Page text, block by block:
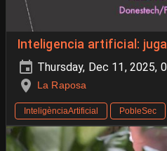
Inteligencia artificial:
Thursday, Dec 11, 2025,
La Raposa
InteligènciaArtificial PobleSec